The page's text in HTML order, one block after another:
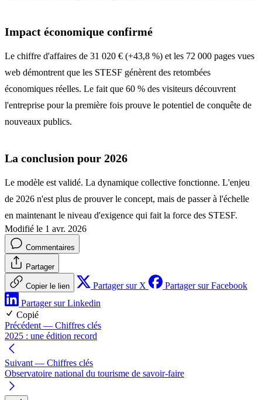
Impact économique confirmé
Le chiffre d'affaires de 31 020 € (+43,8 %) et les 72 000 pages vues
web démontrent que les STESF génèrent des retombées
économiques réelles. Le fait que 60 % des visiteurs découvrent
l'entreprise pour la première fois prouve le potentiel de conquête de
nouveaux publics.
La conclusion pour 2026
Le modèle est validé. La dynamique collective fonctionne. L'enjeu
de 2026 n'est plus de prouver le concept, mais de passer à l'échelle
en maintenant le niveau d'exigence qui fait la force des STESF.
Modifié le 1 avr. 2026
Commentaires
Partager
Copier le lien Partager sur X
Partager sur Facebook
Partager sur Linkedin
Copié
Précédent — Chiffres clés
2025 : une édition record
Suivant — Chiffres clés
Observatoire national du tourisme de savoir-faire